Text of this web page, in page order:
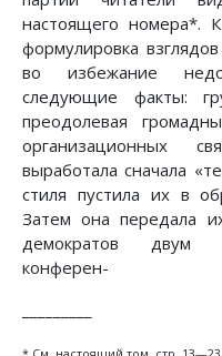
настоящего номера*.
формулировка
во избежание
следующие факты:
преодолевая
организационных
выработала сначала
стиля пустила их в
Затем она передала
демократов двум
конферен-